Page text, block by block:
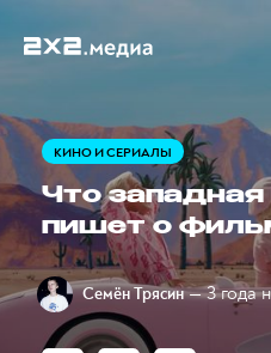
КИНО И СЕРИАЛЫ
Что западная
пишет о
Семён Трясин — 3 года